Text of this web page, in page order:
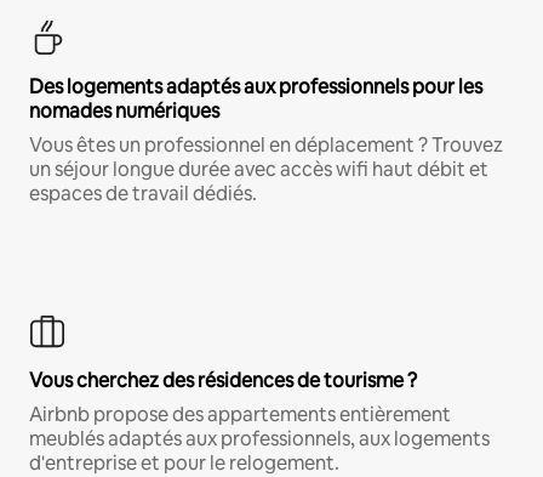
Des logements adaptés aux professionnels pour les
nomades numériques
Vous êtes un professionnel en déplacement ? Trouvez
un séjour longue durée avec accès wifi haut débit et
espaces de travail dédiés.
Vous cherchez des résidences de tourisme ?
Airbnb propose des appartements entièrement
meublés adaptés aux professionnels, aux logements
d'entreprise et pour le relogement.